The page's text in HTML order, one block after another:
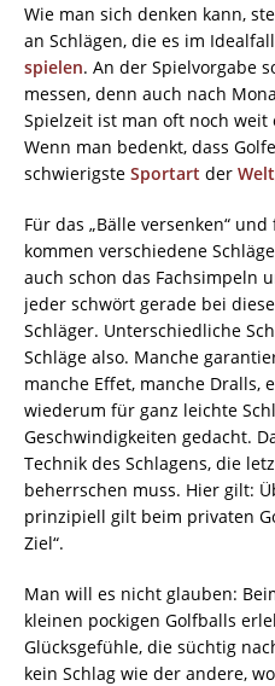
Wie man sich denken kann,
an Schlägen, die es im
spielen. An der Spielvorgabe
messen, denn auch nach
Spielzeit ist man oft noch
Wenn man bedenkt, dass
schwierigste Sportart der Welt
Für das „Bälle versenken“
kommen verschiedene
auch schon das Fachsimpeln
jeder schwört gerade bei
Schläger. Unterschiedliche
Schläge also. Manche
manche Effet, manche Dralls,
wiederum für ganz leichte
Geschwindigkeiten gedacht.
Technik des Schlagens, die
beherrschen muss. Hier gilt:
prinzipiell gilt beim privaten
Ziel“.
Man will es nicht glauben:
kleinen pockigen Golfballs
Glücksgefühle, die süchtig
kein Schlag wie der andere,